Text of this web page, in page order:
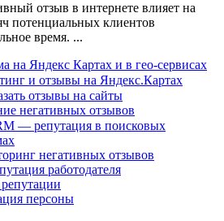
отзыв в интернете влияет на
потенциальных клиентов
время. ...
на Яндекс Картах и в гео-сервисах
и отзывы на Яндекс.Картах
отзывы на сайты
негативных отзывов
— репутация в поисковых
негативных отзывов
работодателя
персоны